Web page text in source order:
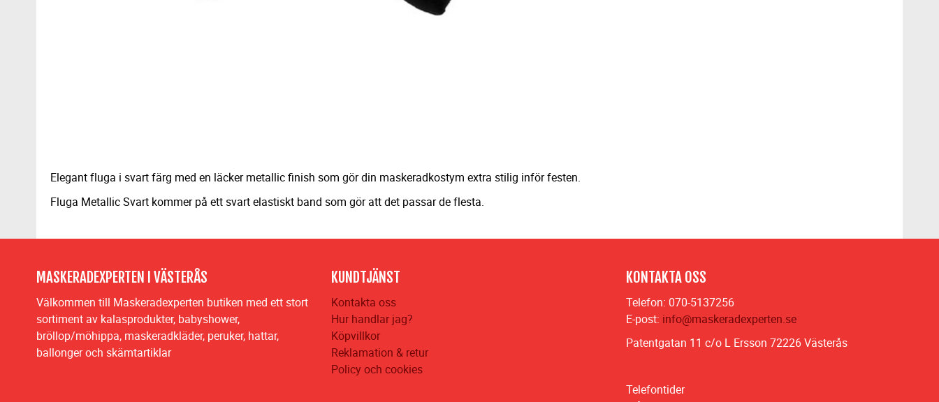
Elegant fluga i svart färg med en läcker metallic finish som gör din maskeradkostym extra stilig inför festen.
Fluga Metallic Svart kommer på ett svart elastiskt band som gör att det passar de flesta.
MASKERADEXPERTEN I VÄSTERÅS
Välkommen till Maskeradexperten butiken med ett stort
sortiment av kalasprodukter, babyshower,
bröllop/möhippa, maskeradkläder, peruker, hattar,
ballonger och skämtartiklar
KUNDTJÄNST
Kontakta oss
Hur handlar jag?
Köpvillkor
Reklamation & retur
Policy och cookies
KONTAKTA OSS
Telefon: 070-5137256
E-post: info@maskeradexperten.se
Patentgatan 11 c/o L Ersson 72226 Västerås
Telefontider